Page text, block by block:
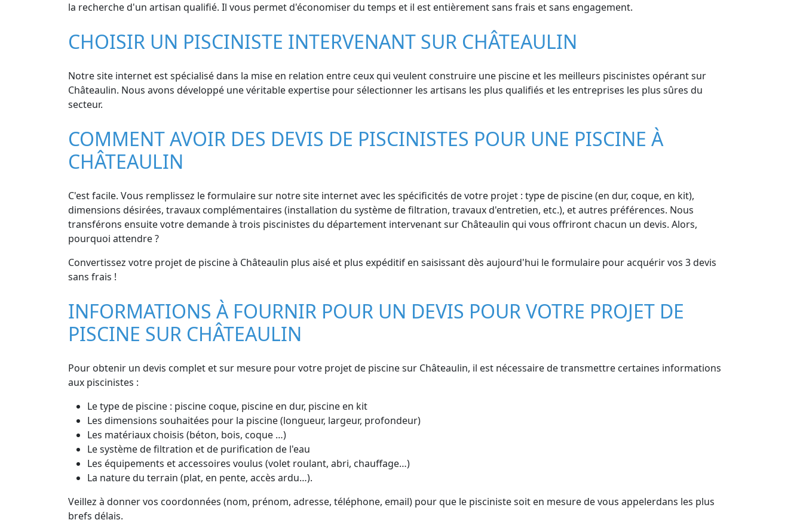
la recherche d'un artisan qualifié. Il vous permet d'économiser du temps et il est entièrement sans frais et sans engagement.
CHOISIR UN PISCINISTE INTERVENANT SUR CHÂTEAULIN
Notre site internet est spécialisé dans la mise en relation entre ceux qui veulent construire une piscine et les meilleurs piscinistes opérant sur
Châteaulin. Nous avons développé une véritable expertise pour sélectionner les artisans les plus qualifiés et les entreprises les plus sûres du
secteur.
COMMENT AVOIR DES DEVIS DE PISCINISTES POUR UNE PISCINE À
CHÂTEAULIN
C'est facile. Vous remplissez le formulaire sur notre site internet avec les spécificités de votre projet : type de piscine (en dur, coque, en kit),
dimensions désirées, travaux complémentaires (installation du système de filtration, travaux d'entretien, etc.), et autres préférences. Nous
transférons ensuite votre demande à trois piscinistes du département intervenant sur Châteaulin qui vous offriront chacun un devis. Alors,
pourquoi attendre ?
Convertissez votre projet de piscine à Châteaulin plus aisé et plus expéditif en saisissant dès aujourd'hui le formulaire pour acquérir vos 3 devis
sans frais !
INFORMATIONS À FOURNIR POUR UN DEVIS POUR VOTRE PROJET DE
PISCINE SUR CHÂTEAULIN
Pour obtenir un devis complet et sur mesure pour votre projet de piscine sur Châteaulin, il est nécessaire de transmettre certaines informations
aux piscinistes :
Le type de piscine : piscine coque, piscine en dur, piscine en kit
Les dimensions souhaitées pour la piscine (longueur, largeur, profondeur)
Les matériaux choisis (béton, bois, coque …)
Le système de filtration et de purification de l'eau
Les équipements et accessoires voulus (volet roulant, abri, chauffage…)
La nature du terrain (plat, en pente, accès ardu…).
Veillez à donner vos coordonnées (nom, prénom, adresse, téléphone, email) pour que le pisciniste soit en mesure de vous appelerdans les plus
brefs délais.